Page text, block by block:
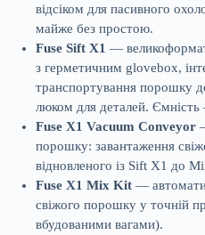
відсіком для пасивного
майже без простою.
Fuse Sift X1 —
з герметичним glovebox,
транспортування порошку
люком для деталей.
Fuse X1 Vacuum Conveyor
порошку: завантаження
відновленого із Sift X1 до
Fuse X1 Mix Kit —
свіжого порошку у точній
вбудованими вагами).